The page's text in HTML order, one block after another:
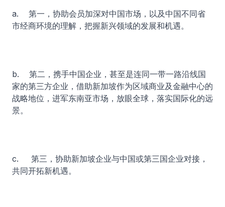
a. 第一，协助会员加深对中国市场，以及中国不同省
市经商环境的理解，把握新兴领域的发展和机遇。
b. 第二，携手中国企业，甚至是连同一带一路沿线国
家的第三方企业，借助新加坡作为区域商业及金融中心的
战略地位，进军东南亚市场，放眼全球，落实国际化的远
景。
c. 第三，协助新加坡企业与中国或第三国企业对接，
共同开拓新机遇。